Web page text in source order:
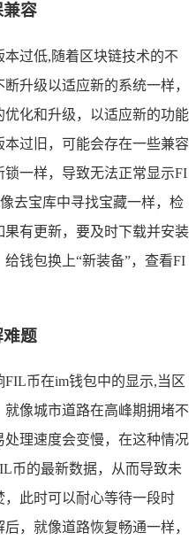
容
过低,随着区块链技术的不
升级以适应新的系统一样，
化和升级，以适应新的功能
过旧，可能会存在一些兼容
一样，导致无法正常显示FI
去宝库中寻找宝藏一样，检
有更新，要及时下载并安装
钱包换上“新装备”，查看FI
难题
币在im钱包中的显示,当区
像城市道路在高峰期拥堵不
理速度会变慢，在这种情况
币的最新数据，从而导致未
此时可以耐心等待一段时
，就像道路恢复畅通一样，